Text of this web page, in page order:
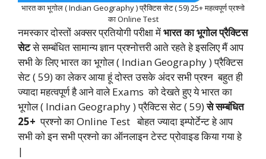
भारत का भूगोल ( Indian Geography ) प्रैक्टिस सेट ( 59) 25+ महत्वपूर्ण प्रश्नो
का Online Test
नमस्कार दोस्तों अक्सर प्रतियोगी परीक्षा मेंभारत का भूगोल प्रैक्टिस
सेटसे सम्बंधित सामान्य ज्ञान प्रश्नोत्तरी आते रहते हे इसलिए मैं आप
सभी के लिए भारत का भूगोल ( Indian Geography ) प्रैक्टिस
सेट ( 59) का लेकर आया हूं दोस्त उसके अंदर सभी प्रश्न बहुत ही
ज्यादा महत्वपूर्ण है आने वाले Exams को देखते हुए ये भारत का
भूगोल ( Indian Geography ) प्रैक्टिस सेट ( 59)से सम्बंधित
25+ प्रश्नो का Online Test बोहत ज्यादा इम्पोर्टेन्ट हे आप
सभी को इन सभी प्रश्नो का ऑनलाइन टेस्ट प्रोवाइड किया गया हे
|